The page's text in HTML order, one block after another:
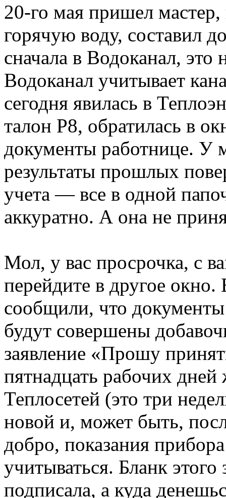
20-го мая пришел
горячую воду, составил
сначала в Водоканал, это
Водоканал учитывает
сегодня явилась в
талон Р8, обратилась в
документы работнице. У
результаты прошлых
учета — все в одной
аккуратно. А она не
Мол, у вас просрочка, с
перейдите в другое
сообщили, что
будут совершены
заявление «Прошу
пятнадцать рабочих
Теплосетей (это три
новой и, может быть,
добро, показания
учитываться. Бланк этого
подписала, а куда